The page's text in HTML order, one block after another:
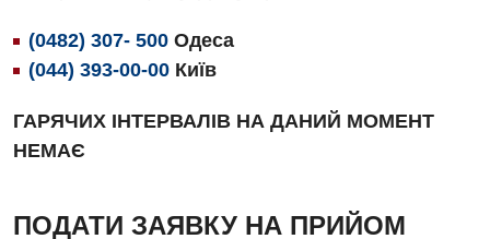
Гастроентерологія
Гінекологічне відділення
Дерматовенерологія
(0482) 307- 500 Одеса
(044) 393-00-00 Київ
ГАРЯЧИХ ІНТЕРВАЛІВ НА ДАНИЙ МОМЕНТ
НЕМАЄ
ПОДАТИ ЗАЯВКУ НА ПРИЙОМ